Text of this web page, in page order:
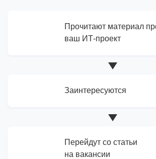
Прочитают материал
ваш ИТ-проект
Заинтересуются
Перейдут со статьи
на вакансии